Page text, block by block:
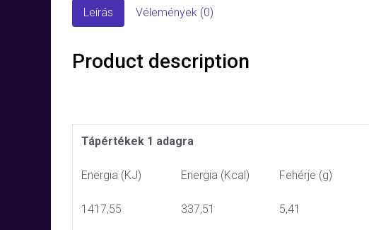
Leírás Vélemények (0)
Product description
Tápértékek 1 adagra
Energia (KJ) Energia (Kcal) Fehérje (g)
1417,55 337,51 5,41